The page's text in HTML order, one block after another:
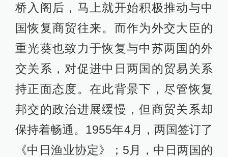
桥入阁后，马上就开始积极推动与中
国恢复商贸往来。而作为外交大臣的
重光葵也致力于恢复与中苏两国的外
交关系，对促进中日两国的贸易关系
持正面态度。在此背景下，尽管恢复
邦交的政治进展缓慢，但商贸关系却
保持着畅通。1955年4月，两国签订了
《中日渔业协定》；5月，中日两国的